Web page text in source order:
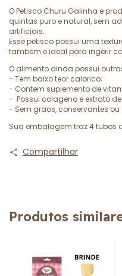
O Petisco Churu Galinha e
quintas puro e natural, sem
artificiais.
Esse petisco possui uma
tambem e ideal para ingerir
O alimento ainda possui
- Tem baixo teor calorico;
- Contem suplemento de
- Possui colageno e extrato
- Sem graos, conservantes
Sua embalagem traz 4 tubos
Compartilhar
Produtos